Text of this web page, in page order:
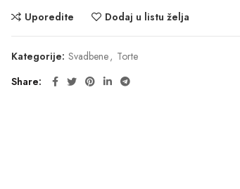
Uporedite Dodaj u listu želja
Kategorije: Svadbene, Torte
Share